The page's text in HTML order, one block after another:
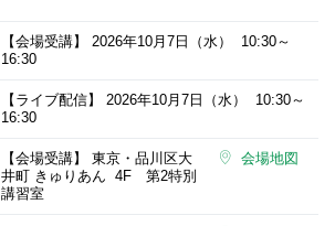
【会場受講】 2026年10月7日
（水） 10:30～
16:30
【ライブ配信】 2026年10月7日
（水） 10:30～
16:30
【会場受講】 東京・品川区大
井町 きゅりあん 4F 第2特別
講習室
会場地図